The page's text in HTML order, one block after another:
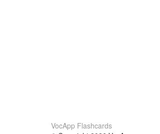
VocApp Flashcards